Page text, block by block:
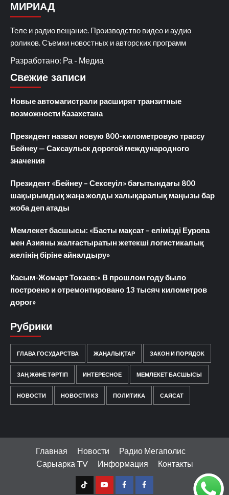
МИРИАД
Теле и радио вещание. Производство видео и аудио
роликов. Съемки новостных и авторских программ
Разработано: Ра - Медиа
Свежие записи
Новые автомагистрали расширят транзитные
возможности Казахстана
Президент назвал новую 800-километровую трассу
Бейнеу — Саксаульск дорогой международного
значения
Президент «Бейнеу – Сексеуіл» бағытындағы 800
шақырымдық жаңа жолды халықаралық маңызы бар
жоба деп атады
Мемлекет басшысы: «Басты мақсат – елімізді Еуропа
мен Азияны жалғастыратын жетекші логистикалық
желінің біріне айналдыру»
Касым-Жомарт Токаев:« В прошлом году было
построено и отремонтировано 13 тысяч километров
дорог»
Рубрики
ГЛАВА ГОСУДАРСТВА ЖАҢАЛЫҚТАР ЗАКОН И ПОРЯДОК
ЗАҢ ЖӘНЕ ТӘРТІП ИНТЕРЕСНОЕ МЕМЛЕКЕТ БАСШЫСЫ
НОВОСТИ НОВОСТИ КЗ ПОЛИТИКА САЯСАТ
Главная Новости
Радио Мегаполис
Сарыарка TV
Информация Контакты
TT Youtube
FB1 FB2